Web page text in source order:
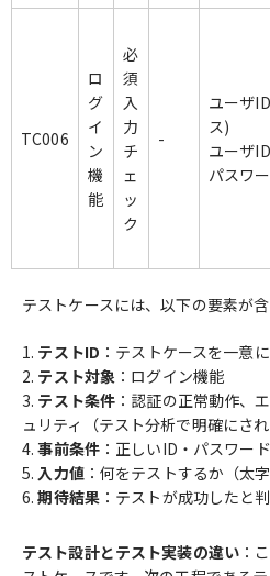
TC006
ロ
グ
イ
ン
機
能
必
須
入
力
チ
ェ
ッ
ク
-
ユーザ
ス)
ユーザ
パスワ
テストケースには、以下の要素が含
テストID ：テストケースを一意
テスト対象 ：ログイン機能
テスト条件 ：認証の正常動作、
ュリティ（テスト分析で明確にされ
事前条件：正しいID・パスワー
入力値：何をテストするか（太
期待結果：テストが成功したと
テスト設計とテスト実装の違い：